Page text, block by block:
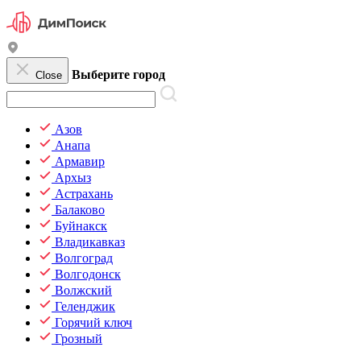
Close Выберите город
Азов
Анапа
Армавир
Архыз
Астрахань
Балаково
Буйнакск
Владикавказ
Волгоград
Волгодонск
Волжский
Геленджик
Горячий ключ
Грозный